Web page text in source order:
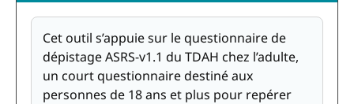
Cet outil s’appuie sur le questionnaire de
dépistage ASRS-v1.1 du TDAH chez l’adulte,
un court questionnaire destiné aux
personnes de 18 ans et plus pour repérer